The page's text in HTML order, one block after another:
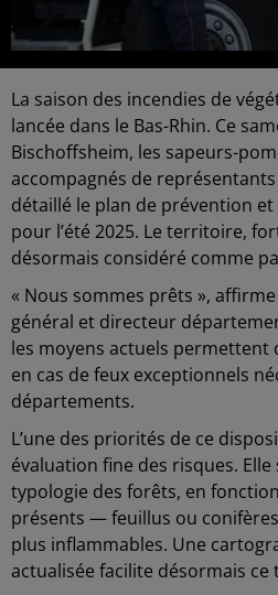
La saison des incendies de
lancée dans le Bas-Rhin. Ce
Bischoffsheim, les sapeurs-
accompagnés de
détaillé le plan de prévention
pour l’été 2025. Le territoire,
désormais considéré comme
« Nous sommes prêts »,
général et directeur
les moyens actuels permettent
en cas de feux exceptionnels
départements.
L’une des priorités de ce
évaluation fine des risques. Elle
typologie des forêts, en
présents — feuillus ou
plus inflammables. Une
actualisée facilite désormais ce